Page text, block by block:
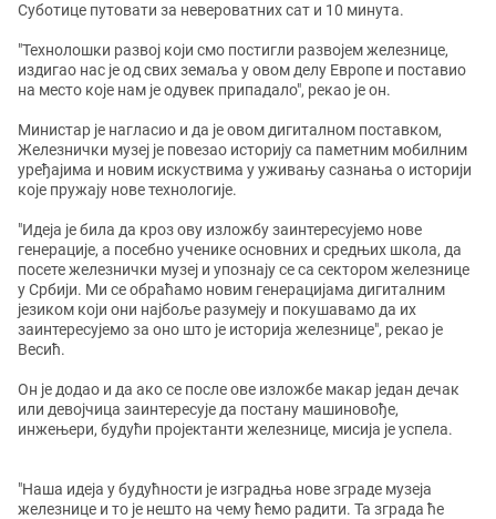
Суботице путовати за невероватних сат и 10 минута.
"Технолошки развој који смо постигли развојем железнице,
издигао нас је од свих земаља у овом делу Европе и поставио
на место које нам је одувек припадало", рекао је он.
Министар је нагласио и да је овом дигиталном поставком,
Железнички музеј је повезао историју са паметним мобилним
уређајима и новим искуствима у уживању сазнања о историји
које пружају нове технологије.
"Идеја је била да кроз ову изложбу заинтересујемо нове
генерације, а посебно ученике основних и средњих школа, да
посете железнички музеј и упознају се са сектором железнице
у Србији. Ми се обраћамо новим генерацијама дигиталним
језиком који они најбоље разумеју и покушавамо да их
заинтересујемо за оно што је историја железнице", рекао је
Весић.
Он је додао и да ако се после ове изложбе макар један дечак
или девојчица заинтересује да постану машиновође,
инжењери, будући пројектанти железнице, мисија је успела.
"Наша идеја у будућности је изградња нове зграде музеја
железнице и то је нешто на чему ћемо радити. Та зграда ће